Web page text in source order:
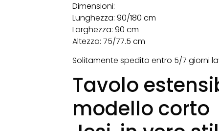
Dimensioni:
Lunghezza: 90/180 cm
Larghezza: 90 cm
Altezza: 75/77.5 cm
Solitamente spedito entro 5/7 giorni
Tavolo
modello corto